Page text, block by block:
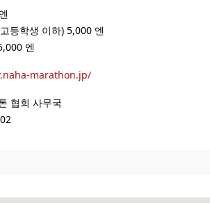
등학생 이하) 5,000 엔
엔
marathon.jp/
협회 사무국